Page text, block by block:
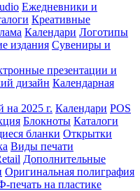
Ежедневники и
Креативные
Календари Логотипы
издания Сувениры и
презентации и
дизайн Календарная
на 2025 г. Календари POS
Блокноты Каталоги
бланки Открытки
Виды печати
Дополнительные
Оригинальная полиграфия
печать на пластике